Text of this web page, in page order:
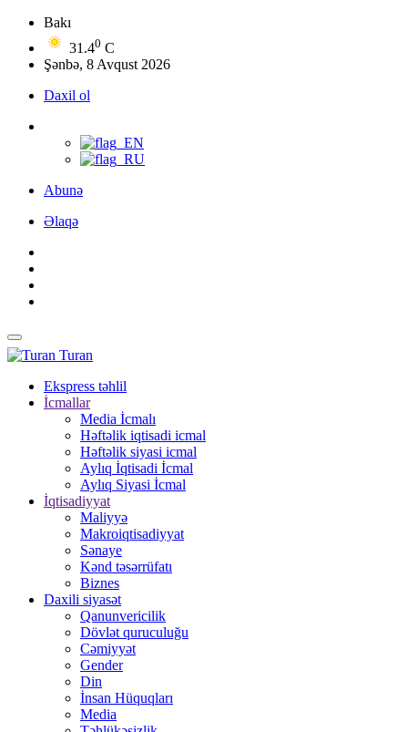
Bakı
31.40 C
Şənbə, 8 Avqust 2026
Daxil ol
Abunə
Əlaqə
Turan
Ekspress təhlil
İcmallar
Media İcmalı
Həftəlik iqtisadi icmal
Həftəlik siyasi icmal
Aylıq İqtisadi İcmal
Aylıq Siyasi İcmal
İqtisadiyyat
Maliyyə
Makroiqtisadiyyat
Sənaye
Kənd təsərrüfatı
Biznes
Daxili siyasət
Qanunvericilik
Dövlət quruculuğu
Cəmiyyət
Gender
Din
İnsan Hüquqları
Media